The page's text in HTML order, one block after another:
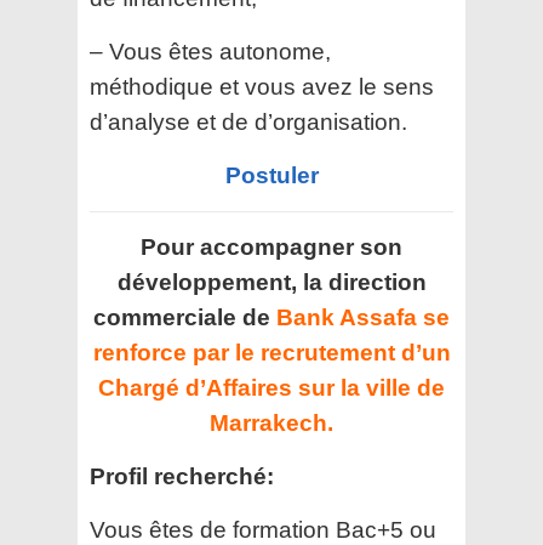
– Vous êtes autonome,
méthodique et vous avez le sens
d’analyse et de d’organisation.
Postuler
Pour accompagner son
développement, la direction
commerciale de Bank Assafa se
renforce par le recrutement d’un
Chargé d’Affaires sur la ville de
Marrakech.
Profil recherché:
Vous êtes de formation Bac+5 ou